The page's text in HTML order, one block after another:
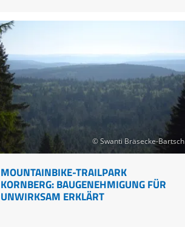
neues
seltene
Fledermausarten
© Swanti Bräsecke-Bartsch
MOUNTAINBIKE-TRAILPARK
KORNBERG: BAUGENEHMIGUNG FÜR
UNWIRKSAM ERKLÄRT